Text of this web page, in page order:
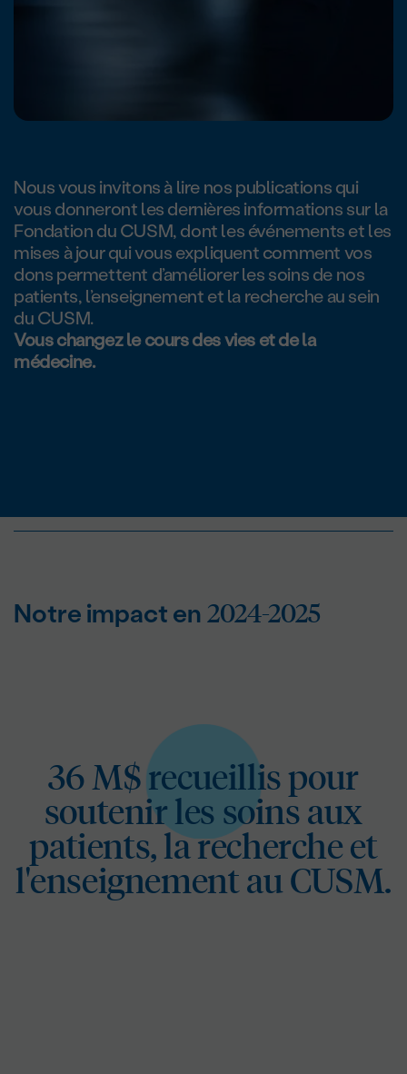
Nous vous invitons à lire nos publications qui
vous donneront les dernières informations sur la
Fondation du CUSM, dont les événements et les
mises à jour qui vous expliquent comment vos
dons permettent d’améliorer les soins de nos
patients, l’enseignement et la recherche au sein
du CUSM.
Vous changez le cours des vies et de la
médecine.
Notre impact en 2024-2025
36 M$ recueillis pour
soutenir les soins aux
patients, la recherche et
l'enseignement au CUSM.